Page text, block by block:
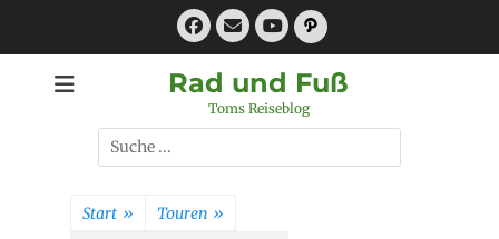
Facebook
E-
MailYouTube
Pfad
Rad und Fuß
Toms Reiseblog
Suchen
nach:
Start » Touren »